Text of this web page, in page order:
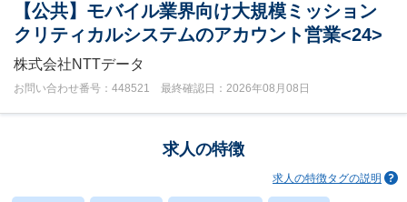
【公共】モバイル業界向け大規模ミッション
クリティカルシステムのアカウント営業<24>
株式会社NTTデータ
お問い合わせ番号：448521 最終確認日：2026年08月08日
求人の特徴
求人の特徴タグの説明